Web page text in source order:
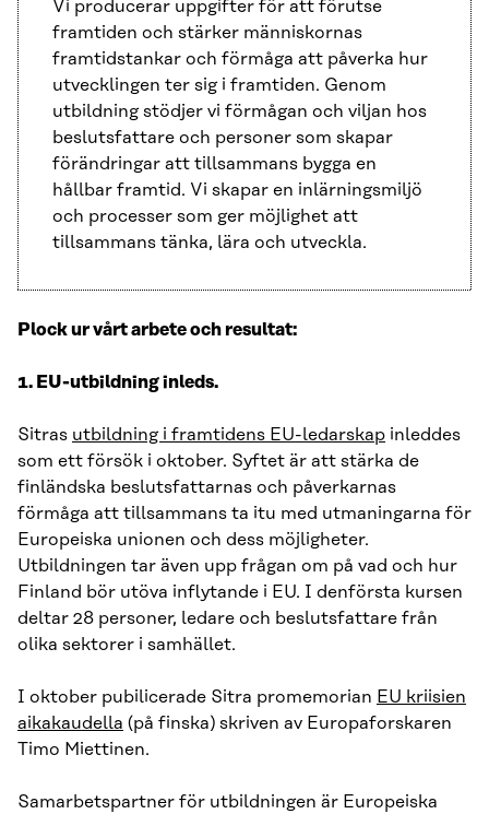
Vi producerar uppgifter för att förutse
framtiden och stärker människornas
framtidstankar och förmåga att påverka hur
utvecklingen ter sig i framtiden. Genom
utbildning stödjer vi förmågan och viljan hos
beslutsfattare och personer som skapar
förändringar att tillsammans bygga en
hållbar framtid. Vi skapar en inlärningsmiljö
och processer som ger möjlighet att
tillsammans tänka, lära och utveckla.
Plock ur vårt arbete och resultat:
1. EU-utbildning inleds.
Sitras utbildning i framtidens EU-ledarskap inleddes
som ett försök i oktober. Syftet är att stärka de
finländska beslutsfattarnas och påverkarnas
förmåga att tillsammans ta itu med utmaningarna för
Europeiska unionen och dess möjligheter.
Utbildningen tar även upp frågan om på vad och hur
Finland bör utöva inflytande i EU. I denförsta kursen
deltar 28 personer, ledare och beslutsfattare från
olika sektorer i samhället.
I oktober pubilicerade Sitra promemorian EU kriisien
aikakaudella (på finska) skriven av Europaforskaren
Timo Miettinen.
Samarbetspartner för utbildningen är Europeiska